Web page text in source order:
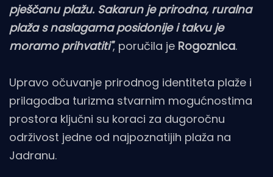
pješčanu plažu. Sakarun je prirodna, ruralna
plaža s naslagama posidonije i takvu je
moramo prihvatiti", poručila je Rogoznica.
Upravo očuvanje prirodnog identiteta plaže i
prilagodba turizma stvarnim mogućnostima
prostora ključni su koraci za dugoročnu
održivost jedne od najpoznatijih plaža na
Jadranu.